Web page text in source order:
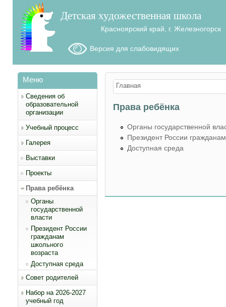
Детская художественная школа
Красноярский край, г. Железногорск
Версия для слабовидящих
Меню
Сведения об
образовательной
организации
Учебный процесс
Галерея
Выставки
Проекты
Права ребёнка
Органы
государственной
власти
Президент России
гражданам
школьного
возраста
Доступная среда
Совет родителей
Набор на 2026-2027
учебный год
Вы здесь
Главная
Права ребёнка
Органы государственной
Президент России
Доступная среда